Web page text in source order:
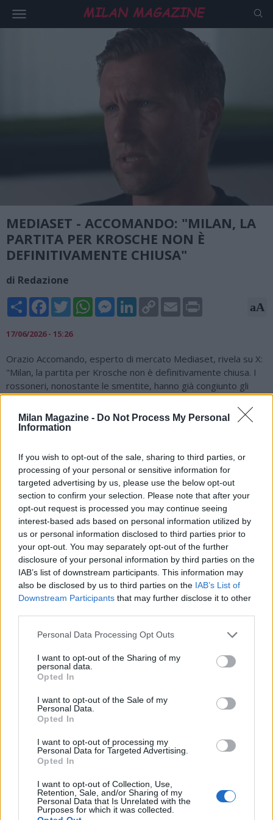
Milan Magazine - Do Not Process My Personal
Information
If you wish to opt-out of the sale, sharing to third parties, or
processing of your personal or sensitive information for
targeted advertising by us, please use the below opt-out
section to confirm your selection. Please note that after your
opt-out request is processed you may continue seeing
interest-based ads based on personal information utilized by
us or personal information disclosed to third parties prior to
your opt-out. You may separately opt-out of the further
disclosure of your personal information by third parties on the
IAB’s list of downstream participants. This information may
also be disclosed by us to third parties on the IAB’s List of
Downstream Participants that may further disclose it to other
Personal Data Processing Opt Outs
I want to opt-out of the Sharing of my
personal data.
Opted In
I want to opt-out of the Sale of my
Personal Data.
Opted In
I want to opt-out of processing my
Personal Data for Targeted Advertising.
Opted In
I want to opt-out of Collection, Use,
Retention, Sale, and/or Sharing of my
Personal Data that Is Unrelated with the
Purposes for which it was collected.
MEDIASET - ACCOMANDO: "MILAN, LA
PARTITA PER KROSCHE NON È
DEFINITIVAMENTE CHIUSA"
di Redazione
Share FacebookTwitterWhatsAppMessengerLinkedInCopy
Link
Email aA
17/06/2026 - 15:26
Orazio Accomando, esperto di mercato Mediaset, rivela su X:
"Milan, la partita per Krosche non è definitivamente chiusa. I
rossoneri, nonostante le smentite, hanno già congiunto gli
accordi con il dirigente (coinvolto nella scelta Amorim) per
affidargli l’area Sportiva. L’Eintracht ha deciso di bloccare
Krosche. Possibilità ridotte ma Cardinale potrebbe fare un
Milan, la partita per Krosche non è definitivamente chiusa. I
rossoneri, nonostante le smentite, hanno già congiunto gli
accordi con il dirigente (coinvolto nella scelta Amorim) per
affidargli l’area Sportiva. L’Eintracht ha deciso di bloccare
Krosche. Possibilità ridotte ma…
— Orazio Accomando (@OAccomando91)June 17, 2026
VAI ALLA VERSIONE CLASSICA
Il materiale (testo, foto e video) consultabile in questo portale è di nostra proprietà.